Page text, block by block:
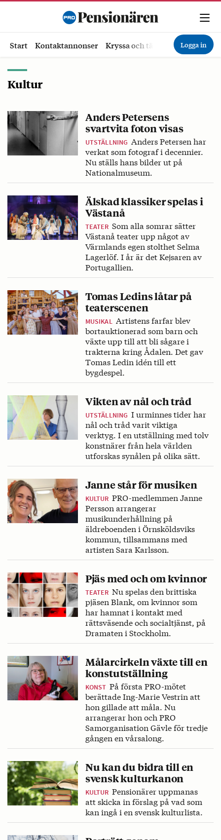
Start Kontaktannonser Kryssa och tävla Ekonomi
Logga in
Kultur
Anders Petersens
svartvita foton visas
UTSTÄLLNING Anders Petersen har
verkat som fotograf i decennier.
Nu ställs hans bilder ut på
Nationalmuseum.
Älskad klassiker spelas i
Västanå
TEATER Som alla somrar sätter
Västanå teater upp något av
Värmlands egen stolthet Selma
Lagerlöf. I år är det Kejsaren av
Portugallien.
Tomas Ledins låtar på
teaterscenen
MUSIKAL Artistens farfar blev
bortauktionerad som barn och
växte upp till att bli sågare i
trakterna kring Ådalen. Det gav
Tomas Ledin idén till ett
bygdespel.
Vikten av nål och tråd
UTSTÄLLNING I urminnes tider har
nål och tråd varit viktiga
verktyg. I en utställning med tolv
konstnärer från hela världen
utforskas synålen på olika sätt.
Janne står för musiken
KULTUR PRO-medlemmen Janne
Persson arrangerar
musikunderhållning på
äldreboenden i Örnsköldsviks
kommun, tillsammans med
artisten Sara Karlsson.
Pjäs med och om kvinnor
TEATER Nu spelas den brittiska
pjäsen Blank, om kvinnor som
har hamnat i kontakt med
rättsväsende och socialtjänst, på
Dramaten i Stockholm.
Målarcirkeln växte till en
konstutställning
KONST På första PRO-mötet
berättade Ing-Marie Vestrin att
hon gillade att måla. Nu
arrangerar hon och PRO
Samorganisation Gävle för tredje
gången en vårsalong.
Nu kan du bidra till en
svensk kulturkanon
KULTUR Pensionärer uppmanas
att skicka in förslag på vad som
kan ingå i en svensk kulturlista.